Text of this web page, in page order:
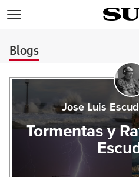
Blogs
Jose Luis
Tormentas y